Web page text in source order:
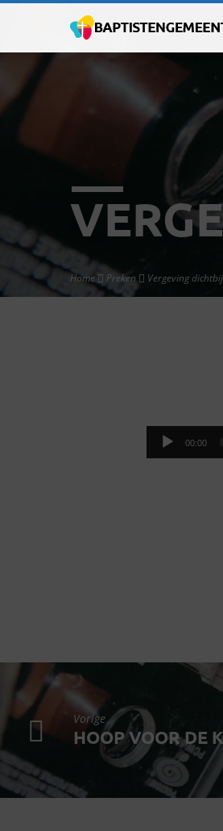
Home Preken Vergeving dichtbij
Audiospeler
00:00
Vorige
HOOP VOOR DE